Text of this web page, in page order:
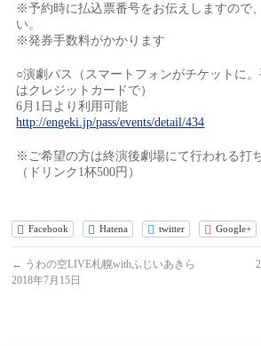
※予約時に払込票番号をお伝えしますので
い。
※発券手数料がかかります
○演劇パス（スマートフォンがチケットに
はクレジットカードで）
6月1日より利用可能
http://engeki.jp/pass/events/detail/434
※ご希望の方は終演後劇場にて行われる打
（ドリンク1杯500円）
Facebook Hatena twitter Google+
← うわの空LIVE札幌withふじいあきら
2018年7月15日